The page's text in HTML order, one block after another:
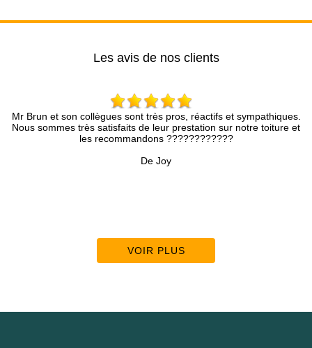
Les avis de nos clients
collègues sont très pros, réactifs et sympathiques.
très satisfaits de leur prestation sur notre toiture et
les recommandons ????????????
Entreprise
VOIR PLUS